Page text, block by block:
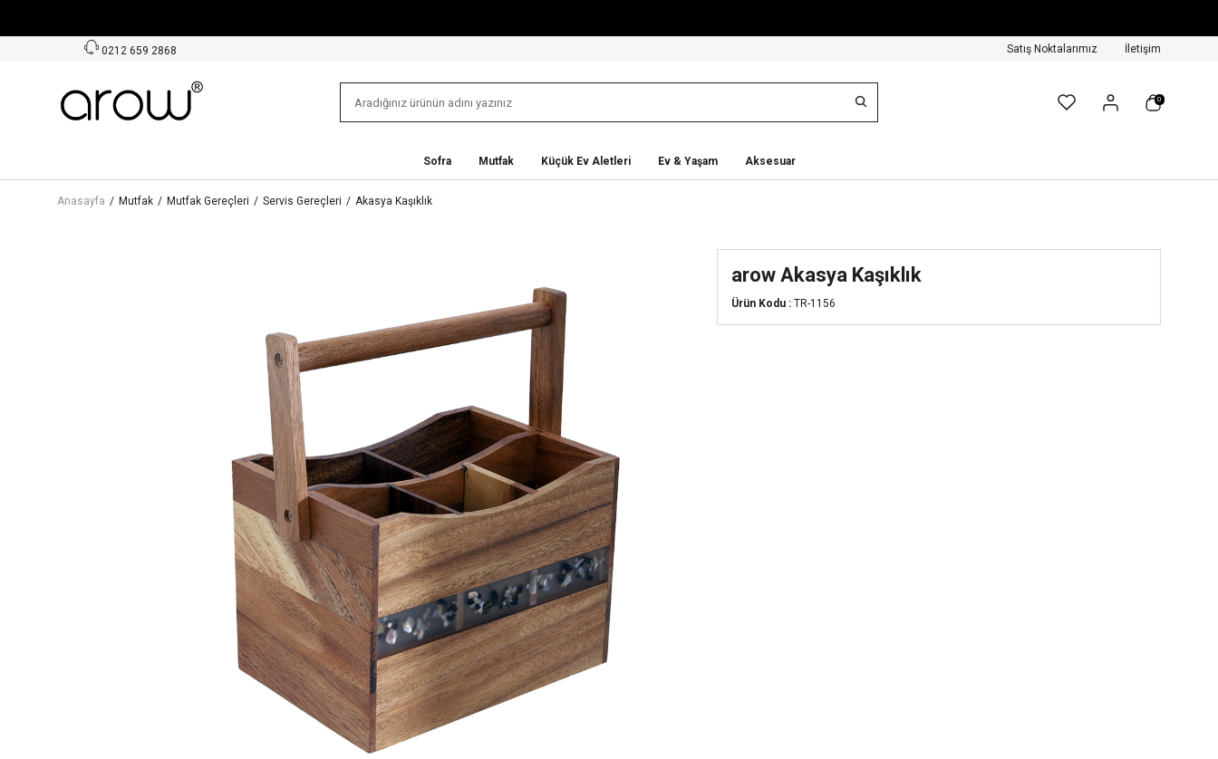
0212 659 2868 Satış Noktalarımız İletişim
0
Sofra Mutfak Küçük Ev Aletleri Ev & Yaşam Aksesuar
Anasayfa / Mutfak / Mutfak Gereçleri / Servis Gereçleri / Akasya Kaşıklık
arow Akasya Kaşıklık
Ürün Kodu : TR-1156